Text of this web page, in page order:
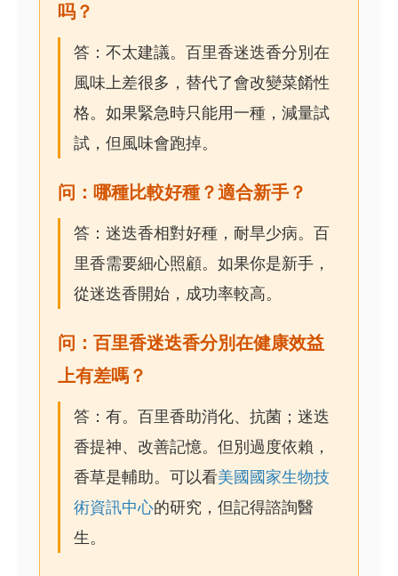
吗？
答：不太建議。百里香迷迭香分別在
風味上差很多，替代了會改變菜餚性
格。如果緊急時只能用一種，減量試
試，但風味會跑掉。
问：哪種比較好種？適合新手？
答：迷迭香相對好種，耐旱少病。百
里香需要細心照顧。如果你是新手，
從迷迭香開始，成功率較高。
问：百里香迷迭香分別在健康效益
上有差嗎？
答：有。百里香助消化、抗菌；迷迭
香提神、改善記憶。但別過度依賴，
香草是輔助。可以看美國國家生物技
術資訊中心的研究，但記得諮詢醫
生。